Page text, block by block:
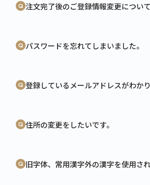
注文完了後のご登録情報変更について
パスワードを忘れてしまいました。
登録しているメールアドレスがわかり
住所の変更をしたいです。
旧字体、常用漢字外の漢字を使用さ